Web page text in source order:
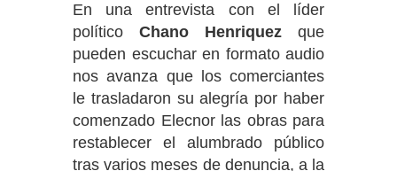
En una entrevista con el líder
político Chano Henriquez que
pueden escuchar en formato audio
nos avanza que los comerciantes
le trasladaron su alegría por haber
comenzado Elecnor las obras para
restablecer el alumbrado público
tras varios meses de denuncia, a la